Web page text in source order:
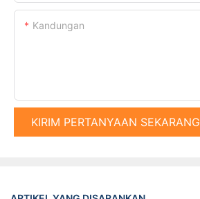
Kandungan
KIRIM PERTANYAAN SEKARANG